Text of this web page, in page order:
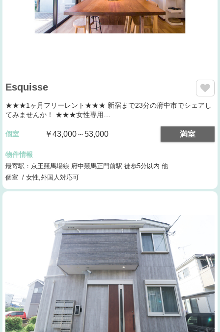
Esquisse
★★★1ヶ月フリーレント★★★ 新宿まで23分の府中市でシェアし
てみませんか！ ★★★女性専用…
個室 ￥43,000～53,000 満室
物件情報
最寄駅：京王競馬場線 府中競馬正門前駅 徒歩5分以内 他
個室 / 女性,外国人対応可